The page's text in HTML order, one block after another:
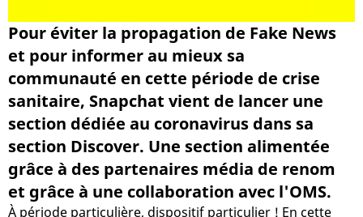
Pour éviter la propagation de Fake News
et pour informer au mieux sa
communauté en cette période de crise
sanitaire, Snapchat vient de lancer une
section dédiée au coronavirus dans sa
section Discover. Une section alimentée
grâce à des partenaires média de renom
et grâce à une collaboration avec l'OMS.
À période particulière, dispositif particulier ! En cette